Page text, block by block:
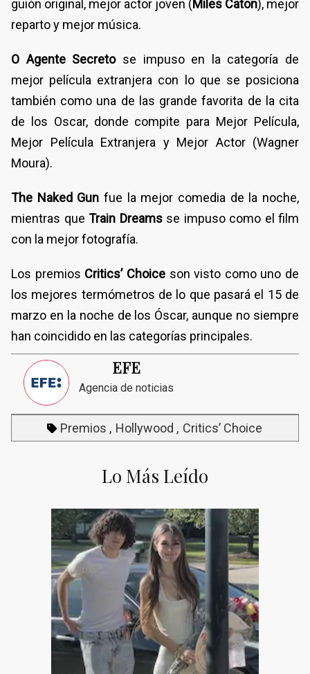
guión original, mejor actor joven (Miles Caton), mejor
reparto y mejor música.
O Agente Secretose impuso en la categoría de
mejor película extranjera con lo que se posiciona
también como una de las grande favorita de la cita
de los Oscar, donde compite para Mejor Película,
Mejor Película Extranjera y Mejor Actor (Wagner
Moura).
The Naked Gun fue la mejor comedia de la noche,
mientras que Train Dreamsse impuso como el film
con la mejor fotografía.
Los premios Critics’ Choiceson visto como uno de
los mejores termómetros de lo que pasará el 15 de
marzo en la noche de los Óscar, aunque no siempre
han coincidido en las categorías principales.
EFE
Agencia de noticias
Premios Hollywood Critics’ Choice
Lo Más Leído